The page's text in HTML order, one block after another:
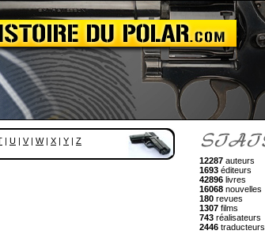
| U | V| W| X | Y | Z
12287 auteurs
1693 éditeurs
42896 livres
16068 nouvelles
180 revues
1307 films
743 réalisateurs
2446 traducteurs